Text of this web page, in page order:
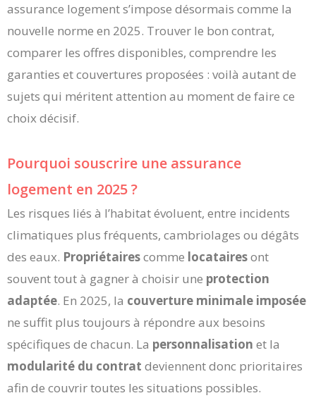
assurance logement s’impose désormais comme la
nouvelle norme en 2025. Trouver le bon contrat,
comparer les offres disponibles, comprendre les
garanties et couvertures proposées : voilà autant de
sujets qui méritent attention au moment de faire ce
choix décisif.
Pourquoi souscrire une assurance
logement en 2025 ?
Les risques liés à l’habitat évoluent, entre incidents
climatiques plus fréquents, cambriolages ou dégâts
des eaux. Propriétairescomme locatairesont
souvent tout à gagner à choisir une protection
adaptée. En 2025, la couverture minimale imposée
ne suffit plus toujours à répondre aux besoins
spécifiques de chacun. La personnalisation et la
modularité du contrat deviennent donc prioritaires
afin de couvrir toutes les situations possibles.